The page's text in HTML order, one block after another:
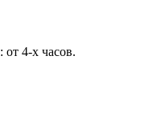
: от 4-х часов.